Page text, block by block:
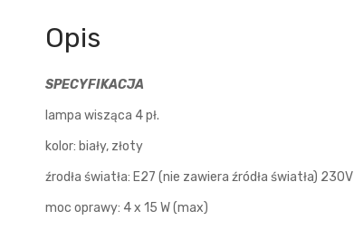
Opis
SPECYFIKACJA
lampa wisząca 4 pł.
kolor: biały, złoty
źrodła światła: E27 (nie zawiera źródła światła) 230V
moc oprawy: 4 x 15 W (max)